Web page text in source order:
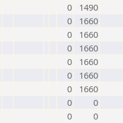
0
1490
0
1660
0
1660
0
1660
0
1660
0
1660
0
1660
0
0
0
0